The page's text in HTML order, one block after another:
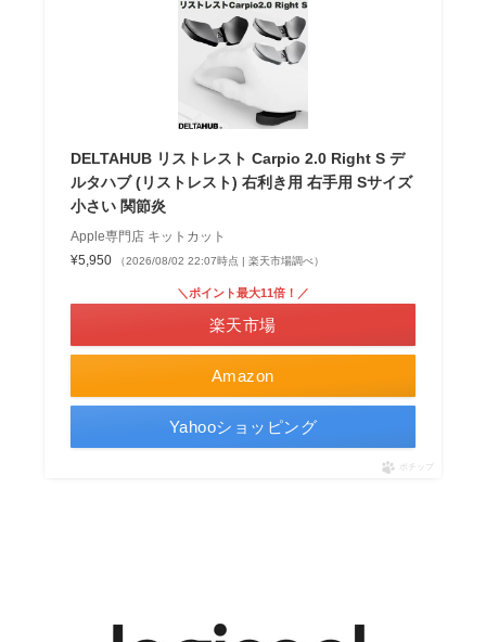
DELTAHUB リストレスト Carpio 2.0 Right S デ
ルタハブ (リストレスト) 右利き用 右手用 Sサイズ
小さい 関節炎
Apple専門店 キットカット
¥5,950
（2026/08/02 22:07時点 | 楽天市場調べ）
Amazon
＼ポイント最大11倍！／
楽天市場
Yahooショッピング
ポチップ